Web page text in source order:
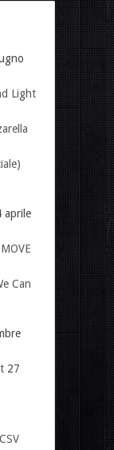
Light
aprile
Can
27